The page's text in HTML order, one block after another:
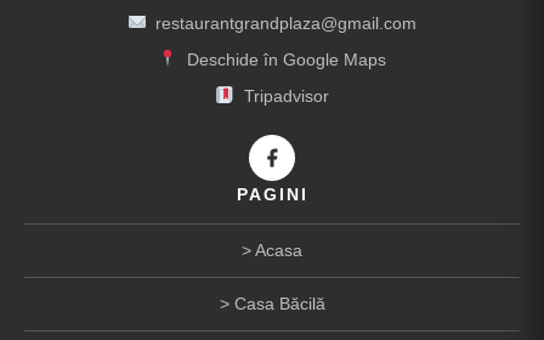
restaurantgrandplaza@gmail.com
Deschide în Google Maps
Tripadvisor
PAGINI
Acasa
Casa Băcilă